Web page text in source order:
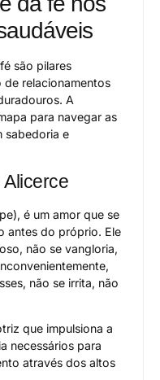
são pilares
de relacionamentos
A
para navegar as
sabedoria e
Alicerce
é um amor que se
antes do próprio. Ele
não se vangloria,
não se irrita, não
que impulsiona a
necessários para
através dos altos